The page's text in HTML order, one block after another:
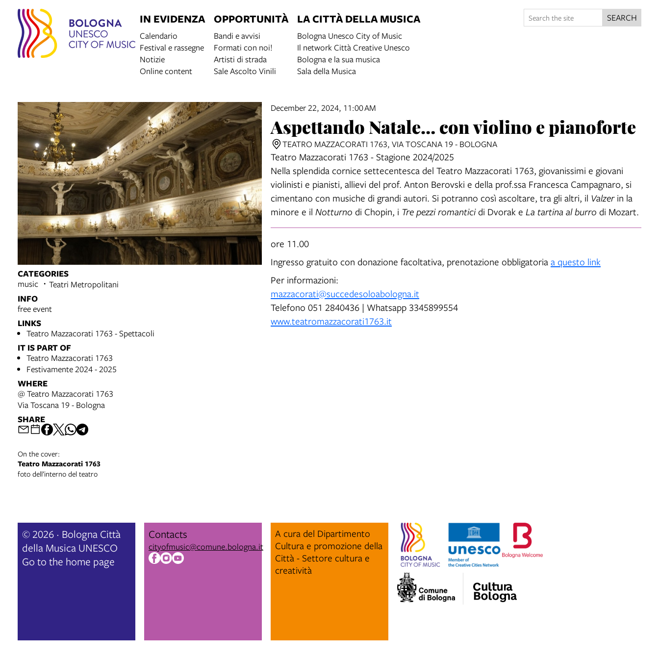
IN EVIDENZA
Calendario
Festival e rassegne
Notizie
Online content
OPPORTUNITÀ
Bandi e avvisi
Formati con noi!
Artisti di strada
Sale Ascolto Vinili
LA CITTÀ DELLA MUSICA
Bologna Unesco City of Music
Il network Città Creative Unesco
Bologna e la sua musica
Sala della Musica
SEARCH
CATEGORIES
music
Teatri Metropolitani
INFO
free event
LINKS
Teatro Mazzacorati 1763 - Spettacoli
IT IS PART OF
Teatro Mazzacorati 1763
Festivamente 2024 - 2025
WHERE
@ Teatro Mazzacorati 1763
Via Toscana 19 - Bologna
SHARE
On the cover:
Teatro Mazzacorati 1763
foto dell’interno del teatro
December 22, 2024, 11:00 AM
Aspettando Natale… con violino e pianoforte
TEATRO MAZZACORATI 1763, VIA TOSCANA 19 - BOLOGNA
Teatro Mazzacorati 1763 - Stagione 2024/2025
Nella splendida cornice settecentesca del Teatro Mazzacorati 1763, giovanissimi e giovani
violinisti e pianisti, allievi del prof. Anton Berovski e della prof.ssa Francesca Campagnaro, si
cimentano con musiche di grandi autori. Si potranno così ascoltare, tra gli altri, il Valzer in la
minore e il Notturno di Chopin, i Tre pezzi romanticidi Dvorak e La tartina al burro di Mozart.
ore 11.00
Ingresso gratuito con donazione facoltativa, prenotazione obbligatoria a questo link
Per informazioni:
mazzacorati@succedesoloabologna.it
Telefono 051 2840436 | Whatsapp 3345899554
www.teatromazzacorati1763.it
© 2026 · Bologna Città
della Musica UNESCO
Go to the home page
Contacts
cityofmusic@comune.bologna.it
A cura del Dipartimento
Cultura e promozione della
Città - Settore cultura e
creatività